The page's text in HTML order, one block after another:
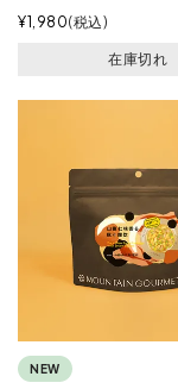
¥1,980 税込
在庫切れ
NEW